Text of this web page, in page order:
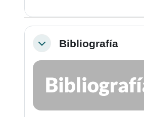
ColapsarBibliografía